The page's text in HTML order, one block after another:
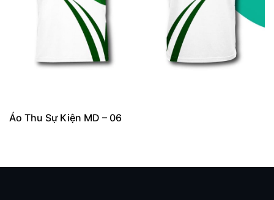
Áo Thu Sự Kiện MD – 06